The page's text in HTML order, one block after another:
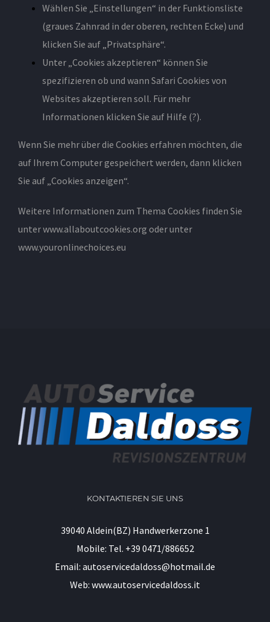
Wählen Sie „Einstellungen“ in der Funktionsliste
(graues Zahnrad in der oberen, rechten Ecke) und
klicken Sie auf „Privatsphäre“.
Unter „Cookies akzeptieren“ können Sie
spezifizieren ob und wann Safari Cookies von
Websites akzeptieren soll. Für mehr
Informationen klicken Sie auf Hilfe (?).
Wenn Sie mehr über die Cookies erfahren möchten, die
auf Ihrem Computer gespeichert werden, dann klicken
Sie auf „Cookies anzeigen“.
Weitere Informationen zum Thema Cookies finden Sie
unterwww.allaboutcookies.org oder unter
www.youronlinechoices.eu
KONTAKTIEREN SIE UNS
39040 Aldein(BZ) Handwerkerzone 1
Mobile: Tel. +39 0471/886652
Email: autoservicedaldoss@hotmail.de
Web: www.autoservicedaldoss.it